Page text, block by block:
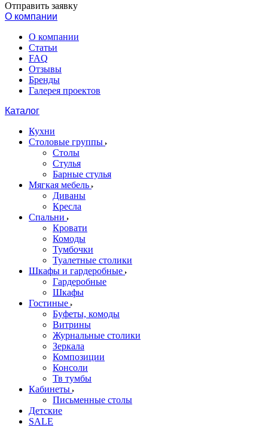
Отправить заявку
О компании
О компании
Статьи
FAQ
Отзывы
Бренды
Галерея проектов
Каталог
Кухни
Столовые группы
Столы
Стулья
Барные стулья
Мягкая мебель
Диваны
Кресла
Спальни
Кровати
Комоды
Тумбочки
Туалетные столики
Шкафы и гардеробные
Гардеробные
Шкафы
Гостиные
Буфеты, комоды
Витрины
Журнальные столики
Зеркала
Композиции
Консоли
Тв тумбы
Кабинеты
Письменные столы
Детские
SALE